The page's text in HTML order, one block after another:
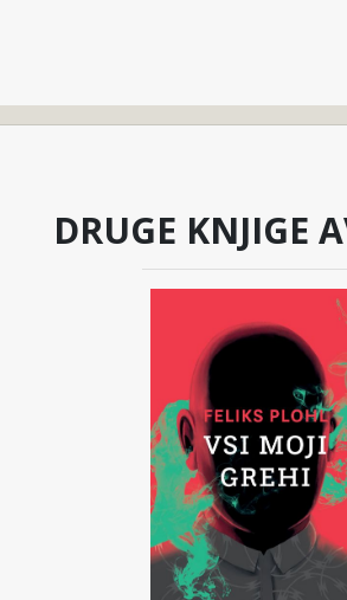
DRUGE KNJIGE